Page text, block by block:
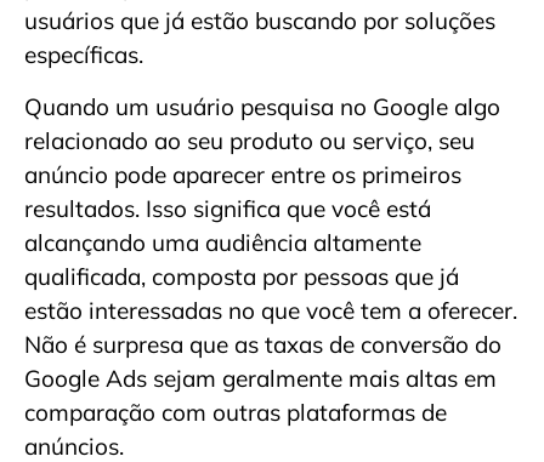
usuários que já estão buscando por soluções
específicas.
Quando um usuário pesquisa no Google algo
relacionado ao seu produto ou serviço, seu
anúncio pode aparecer entre os primeiros
resultados. Isso significa que você está
alcançando uma audiência altamente
qualificada, composta por pessoas que já
estão interessadas no que você tem a oferecer.
Não é surpresa que as taxas de conversão do
Google Ads sejam geralmente mais altas em
comparação com outras plataformas de
anúncios.